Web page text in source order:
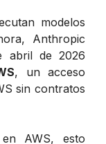
modelos
Anthropic
abril de 2026
, un acceso
sin contratos
AWS, esto